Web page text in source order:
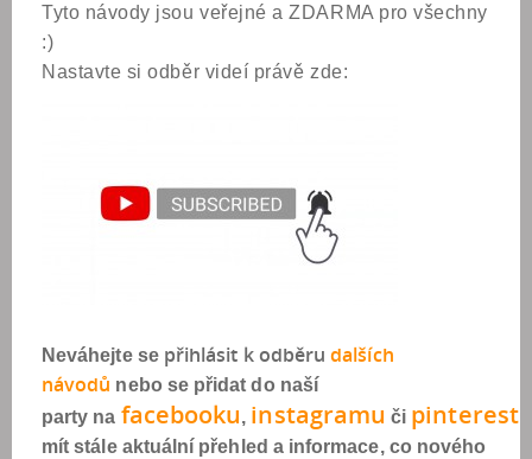
Tyto návody jsou veřejné a ZDARMA pro všechny
:)
Nastavte si odběr videí právě zde:
Neváhejte se přihlásit k odběru dalších
návodů nebo se přidat do naší
party na facebooku, instagramu či pinterest
mít stále aktuální přehled a informace, co nového